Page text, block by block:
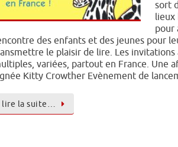
sort
lieux
pour
des enfants et des jeunes pour
le plaisir de lire. Les invitations
variées, partout en France. Une
Kitty Crowther Evènement de
lire la suite…